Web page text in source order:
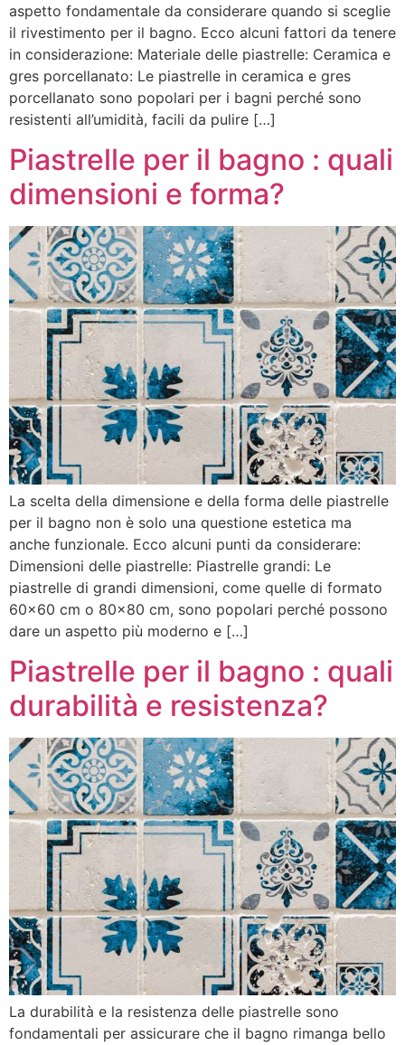
aspetto fondamentale da considerare quando si sceglie
il rivestimento per il bagno. Ecco alcuni fattori da tenere
in considerazione: Materiale delle piastrelle: Ceramica e
gres porcellanato: Le piastrelle in ceramica e gres
porcellanato sono popolari per i bagni perché sono
resistenti all’umidità, facili da pulire […]
Piastrelle per il bagno : quali
dimensioni e forma?
La scelta della dimensione e della forma delle piastrelle
per il bagno non è solo una questione estetica ma
anche funzionale. Ecco alcuni punti da considerare:
Dimensioni delle piastrelle: Piastrelle grandi: Le
piastrelle di grandi dimensioni, come quelle di formato
60×60 cm o 80×80 cm, sono popolari perché possono
dare un aspetto più moderno e […]
Piastrelle per il bagno : quali
durabilità e resistenza?
La durabilità e la resistenza delle piastrelle sono
fondamentali per assicurare che il bagno rimanga bello